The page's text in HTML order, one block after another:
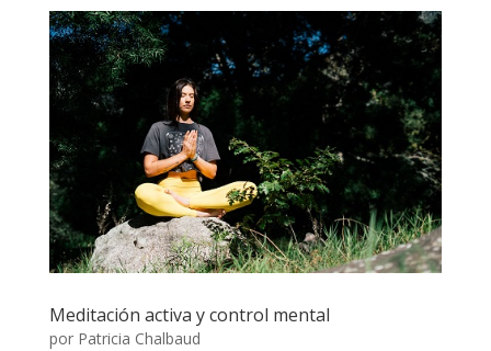
Meditación activa y control mental
por Patricia Chalbaud